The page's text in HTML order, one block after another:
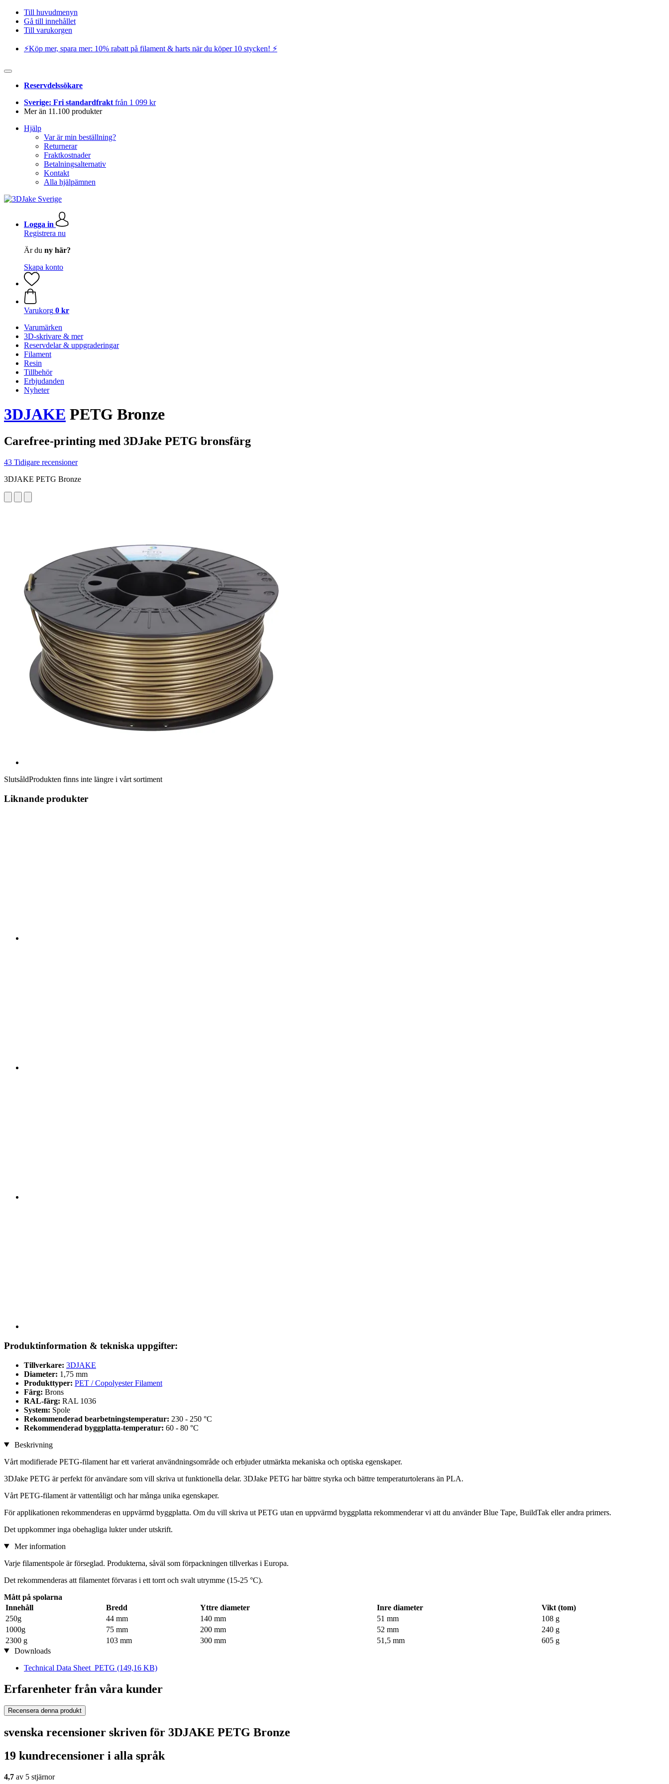
Till huvudmenyn
Gå till innehållet
Till varukorgen
⚡️Köp mer, spara mer: 10% rabatt på filament & harts när du köper 10 stycken! ⚡️
Reservdelssökare
Sverige: Fri standardfrakt från 1 099 kr
Mer än 11.100 produkter
Hjälp
Var är min beställning?
Returnerar
Fraktkostnader
Betalningsalternativ
Kontakt
Alla hjälpämnen
Logga in
Registrera nu
Är du ny här?
Skapa konto
Varukorg 0 kr
Varumärken
3D-skrivare & mer
Reservdelar & uppgraderingar
Filament
Resin
Tillbehör
Erbjudanden
Nyheter
3DJAKE PETG Bronze
Carefree-printing med 3DJake PETG bronsfärg
43 Tidigare recensioner
3DJAKE PETG Bronze
SlutsåldProdukten finns inte längre i vårt sortiment
Liknande produkter
Produktinformation & tekniska uppgifter:
Tillverkare: 3DJAKE
Diameter: 1,75 mm
Produkttyper: PET / Copolyester Filament
Färg: Brons
RAL-färg: RAL 1036
System: Spole
Rekommenderad bearbetningstemperatur: 230 - 250 °C
Rekommenderad byggplatta-temperatur: 60 - 80 °C
Beskrivning
Vårt modifierade PETG-filament har ett varierat användningsområde och erbjuder utmärkta mekaniska och optiska egenskaper.
3DJake PETG är perfekt för användare som vill skriva ut funktionella delar. 3DJake PETG har bättre styrka och bättre temperaturtolerans än PLA.
Vårt PETG-filament är vattentåligt och har många unika egenskaper.
För applikationen rekommenderas en uppvärmd byggplatta. Om du vill skriva ut PETG utan en uppvärmd byggplatta rekommenderar vi att du använder Blue Tape, BuildTak eller andra primers.
Det uppkommer inga obehagliga lukter under utskrift.
Mer information
Varje filamentspole är förseglad. Produkterna, såväl som förpackningen tillverkas i Europa.
Det rekommenderas att filamentet förvaras i ett torrt och svalt utrymme (15-25 °C).
Mått på spolarna
Innehåll
Bredd Yttre diameter Inre diameter
Vikt (tom)
250g
44 mm 140 mm 51 mm
108 g
1000g
75 mm 200 mm 52 mm
240 g
2300 g
103 mm 300 mm 51,5 mm
605 g
Downloads
Technical Data Sheet_PETG (149,16 KB)
Erfarenheter från våra kunder
Recensera denna produkt
svenska recensioner skriven för 3DJAKE PETG Bronze
19 kundrecensioner i alla språk
4,7 av 5 stjärnor